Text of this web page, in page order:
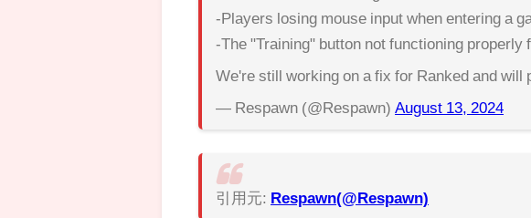
-Players losing mouse input when entering a
-The "Training" button not functioning properly
We're still working on a fix for Ranked and will
— Respawn (@Respawn) August 13, 2024
引用元: Respawn(@Respawn)